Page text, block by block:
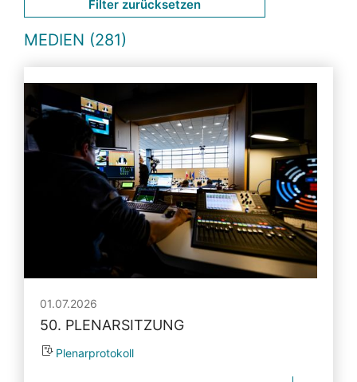
Filter zurücksetzen
MEDIEN (281)
01.07.2026
50. PLENARSITZUNG
Plenarprotokoll